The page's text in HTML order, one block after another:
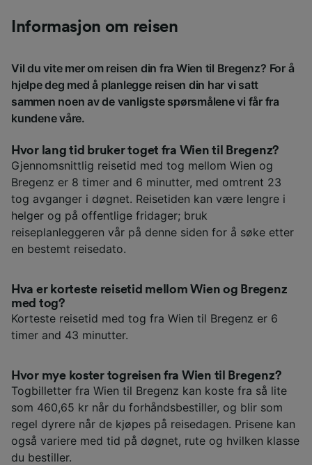
Informasjon om reisen
Vil du vite mer om reisen din fra Wien til Bregenz? For å
hjelpe deg med å planlegge reisen din har vi satt
sammen noen av de vanligste spørsmålene vi får fra
kundene våre.
Hvor lang tid bruker toget fra Wien til Bregenz?
Gjennomsnittlig reisetid med tog mellom Wien og
Bregenz er 8 timer and 6 minutter, med omtrent 23
tog avganger i døgnet. Reisetiden kan være lengre i
helger og på offentlige fridager; bruk
reiseplanleggeren vår på denne siden for å søke etter
en bestemt reisedato.
Hva er korteste reisetid mellom Wien og Bregenz
med tog?
Korteste reisetid med tog fra Wien til Bregenz er 6
timer and 43 minutter.
Hvor mye koster togreisen fra Wien til Bregenz?
Togbilletter fra Wien til Bregenz kan koste fra så lite
som 460,65 kr når du forhåndsbestiller, og blir som
regel dyrere når de kjøpes på reisedagen. Prisene kan
også variere med tid på døgnet, rute og hvilken klasse
du bestiller.